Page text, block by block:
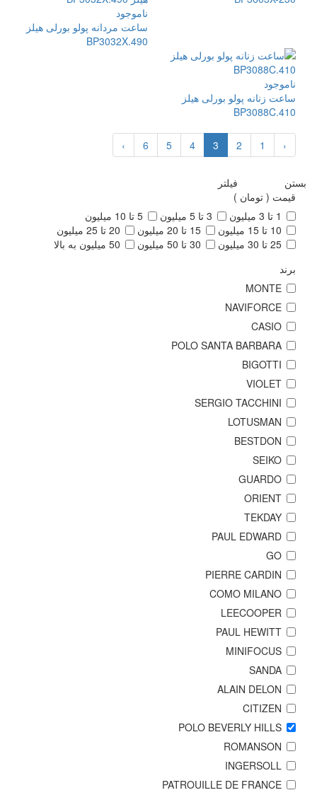
ناموجود
ساعت مردانه پولو بورلی هیلز
BP3032X.490
ناموجود
ساعت زنانه پولو بورلی هیلز
BP3088C.410
بستن
فیلتر
قیمت ( تومان )
1 تا 3 میلیون
3 تا 5 میلیون
5 تا 10 میلیون
10 تا 15 میلیون
15 تا 20 میلیون
20 تا 25 میلیون
25 تا 30 میلیون
30 تا 50 میلیون
50 میلیون به بالا
برند
MONTE
NAVIFORCE
CASIO
POLO SANTA BARBARA
BIGOTTI
VIOLET
SERGIO TACCHINI
LOTUSMAN
BESTDON
SEIKO
GUARDO
ORIENT
TEKDAY
PAUL EDWARD
GO
PIERRE CARDIN
COMO MILANO
LEECOOPER
PAUL HEWITT
MINIFOCUS
SANDA
ALAIN DELON
CITIZEN
POLO BEVERLY HILLS
ROMANSON
INGERSOLL
PATROUILLE DE FRANCE